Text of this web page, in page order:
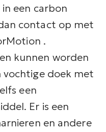
een carbon
contact op met
.
kunnen worden
vochtige doek met
een
Er is een
en andere